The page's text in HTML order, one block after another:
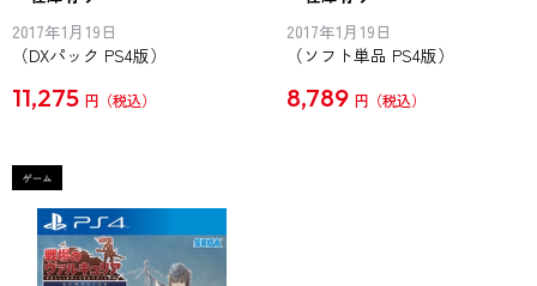
2017年1月19日
（DXパック PS4版）
11,275 円
2017年1月19日
（ソフト単品 PS4版）
8,789 円